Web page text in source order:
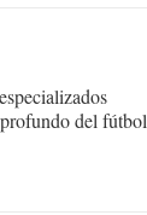
del fútbol